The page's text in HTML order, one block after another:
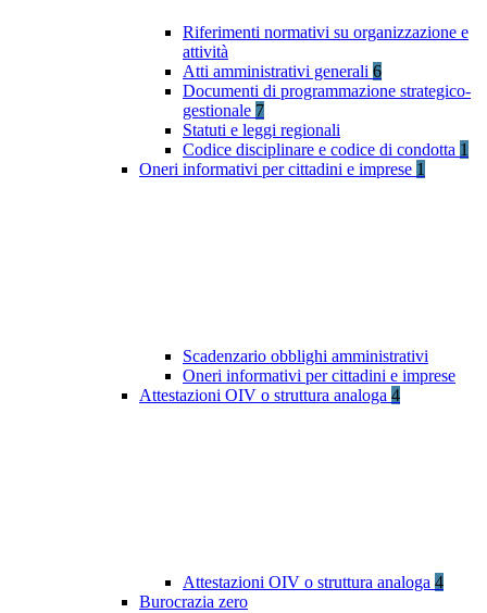
Riferimenti normativi su organizzazione e
attività
Atti amministrativi generali 6
Documenti di programmazione strategico-
gestionale 7
Statuti e leggi regionali
Codice disciplinare e codice di condotta 1
Oneri informativi per cittadini e imprese 1
Scadenzario obblighi amministrativi
Oneri informativi per cittadini e imprese
Attestazioni OIV o struttura analoga 4
Attestazioni OIV o struttura analoga 4
Burocrazia zero